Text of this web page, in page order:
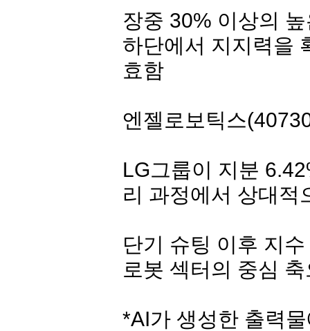
장중 30% 이상의
하단에서 지지력을
효함
엔젤로보틱스
LG그룹이 지분
리 과정에서 상대적
단기 슈팅 이후 지
로봇 섹터의 중심
*AI가 생성한 출력